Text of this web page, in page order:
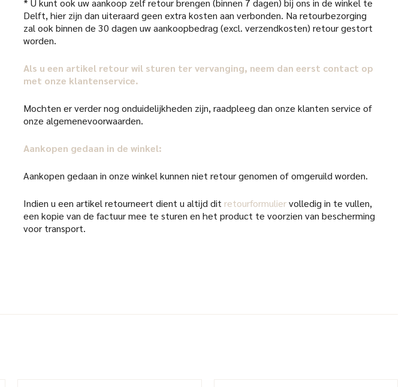
* U kunt ook uw aankoop zelf retour brengen (binnen 7 dagen) bij ons in de winkel te
Delft, hier zijn dan uiteraard geen extra kosten aan verbonden. Na retourbezorging
zal ook binnen de 30 dagen uw aankoopbedrag (excl. verzendkosten) retour gestort
worden.
Als u een artikel retour wil sturen ter vervanging, neem dan eerst contact op
met onze klantenservice.
Mochten er verder nog onduidelijkheden zijn, raadpleeg dan onze klanten service of
onze algemenevoorwaarden.
Aankopen gedaan in de winkel:
Aankopen gedaan in onze winkel kunnen niet retour genomen of omgeruild worden.
Indien u een artikel retourneert dient u altijd dit retourformuliervolledig in te vullen,
een kopie van de factuur mee te sturen en het product te voorzien van bescherming
voor transport.